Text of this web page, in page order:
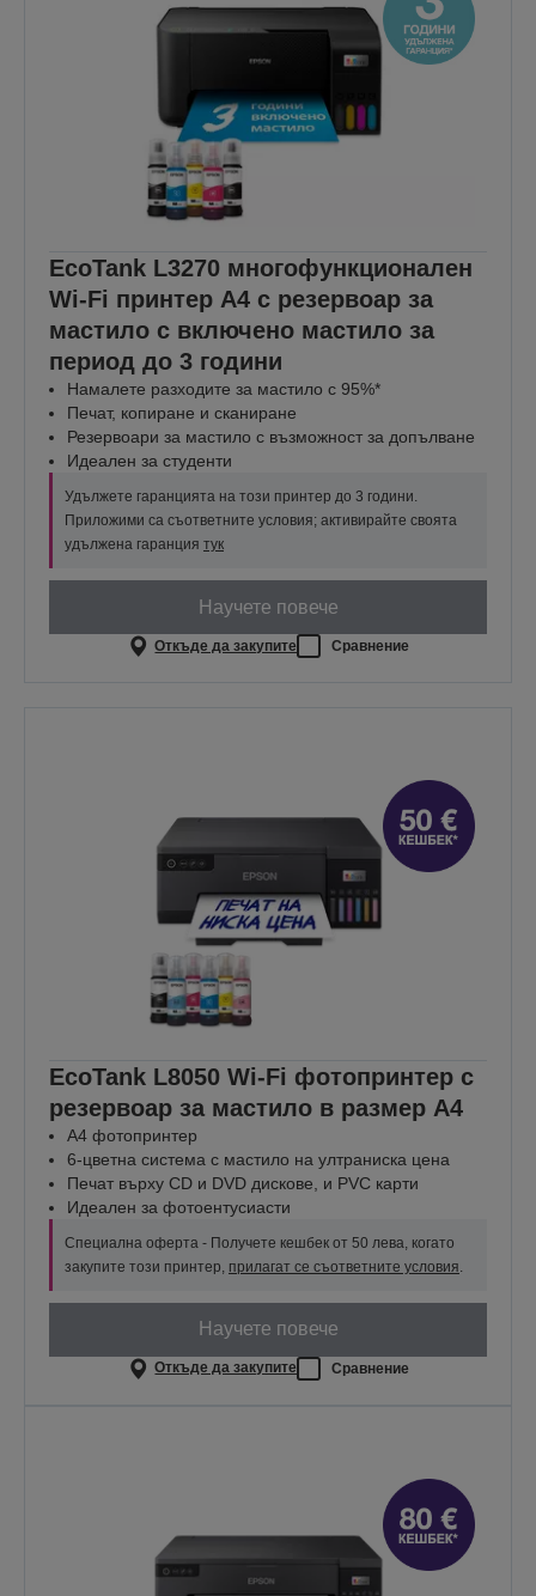
EcoTank L3270 многофункционален
Wi-Fi принтер A4 с резервоар за
мастило с включено мастило за
период до 3 години
Намалете разходите за мастило с 95%*
Печат, копиране и сканиране
Резервоари за мастило с възможност за допълване
Идеален за студенти
Удължете гаранцията на този принтер до 3 години.
Приложими са съответните условия; активирайте своята
удължена гаранция тук
Научете повече
Откъде да закупите Сравнение
EcoTank L8050 Wi-Fi фотопринтер с
резервоар за мастило в размер A4
A4 фотопринтер
6-цветна система с мастило на ултраниска цена
Печат върху CD и DVD дискове, и PVC карти
Идеален за фотоентусиасти
Специална оферта - Получете кешбек от 50 лева, когато
закупите този принтер, прилагат се съответните условия
Научете повече
Откъде да закупите Сравнение